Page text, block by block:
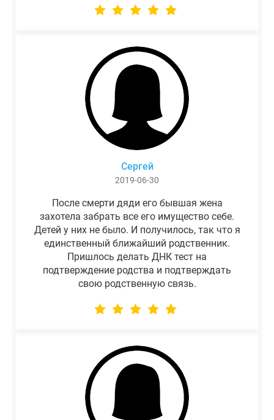
Сергей
2019-06-30
После смерти дяди его бывшая жена
захотела забрать все его имущество себе.
Детей у них не было. И получилось, так что я
единственный ближайший родственник.
Пришлось делать ДНК тест на
подтверждение родства и подтверждать
свою родственную связь.